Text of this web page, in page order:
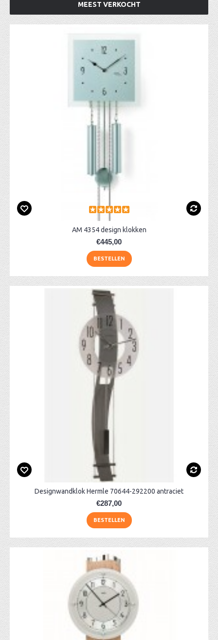
MEEST VERKOCHT
AM 4354 design klokken
€445,00
BESTELLEN
Designwandklok Hermle 70644-292200 antraciet
€287,00
BESTELLEN